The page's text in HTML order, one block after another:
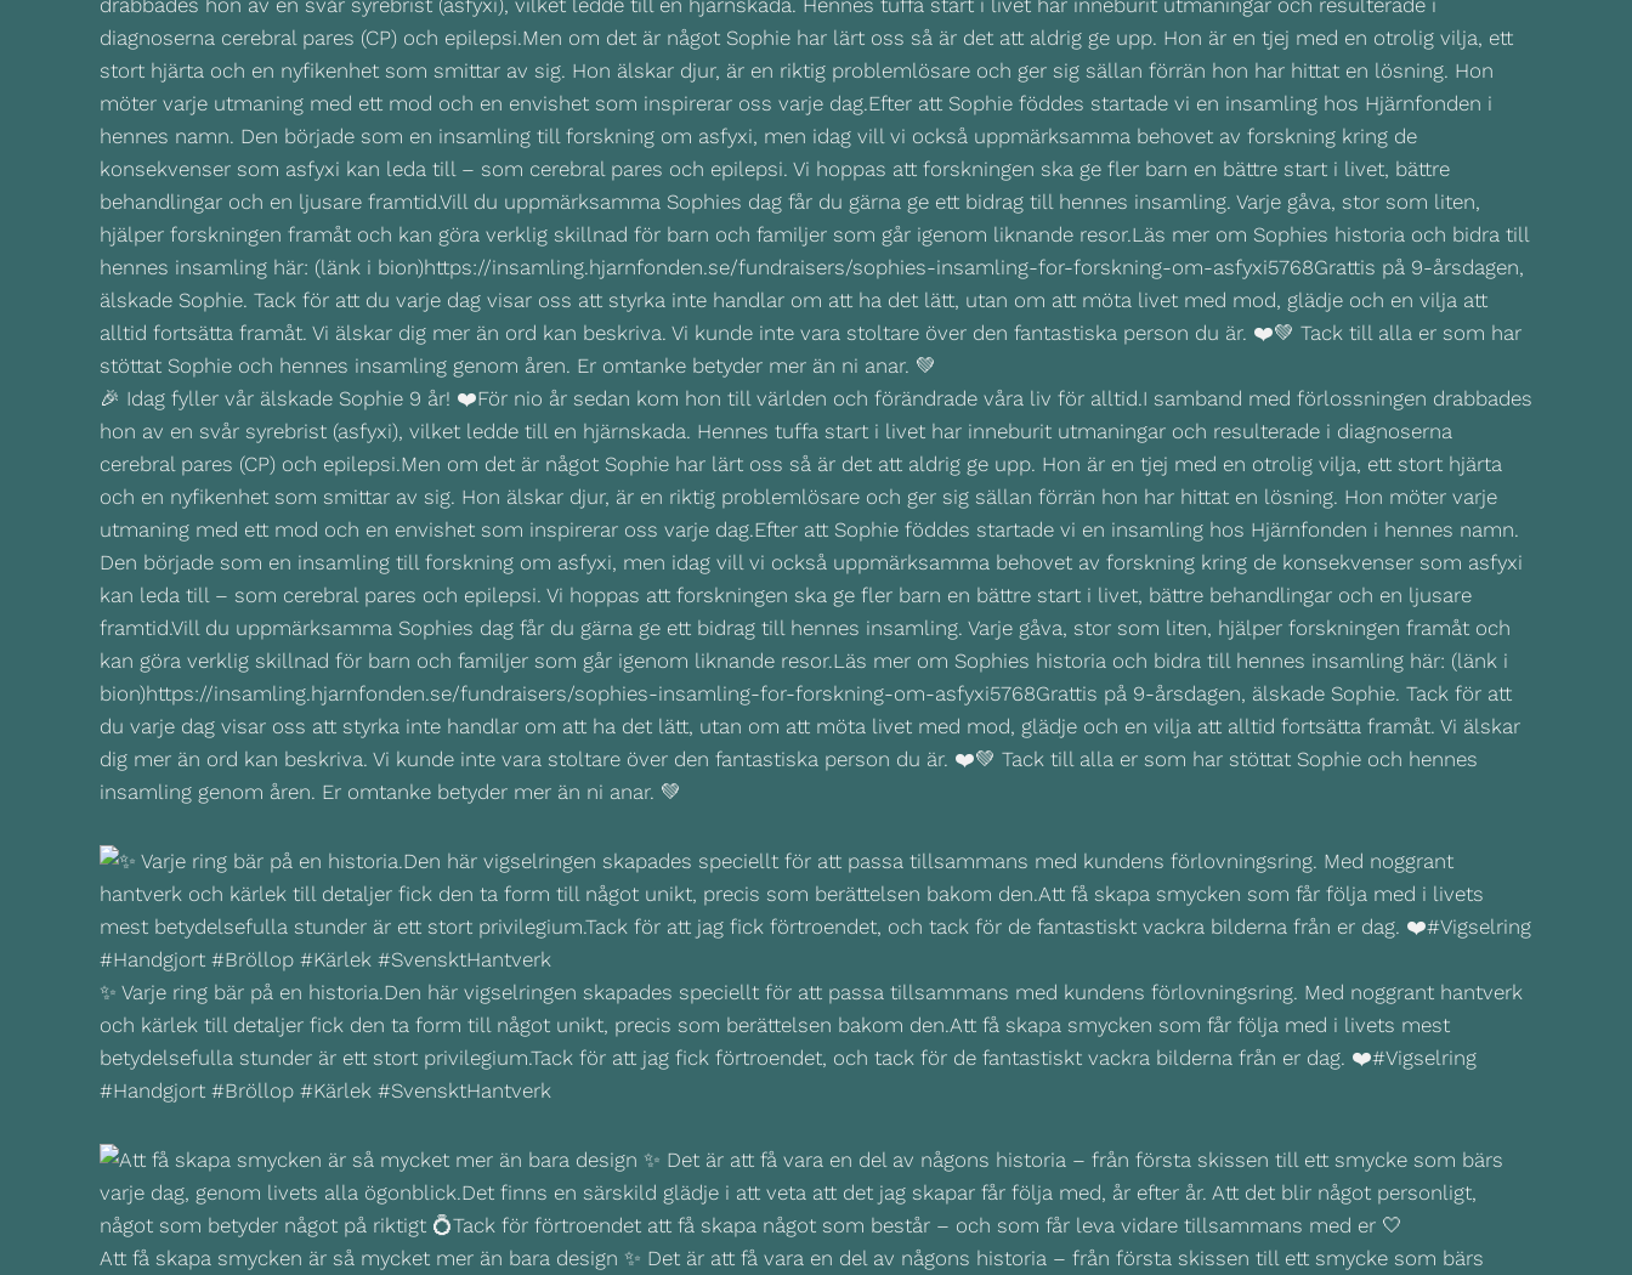
🎉 Idag fyller vår älskade Sophie 9 år! ❤️För nio år sedan kom hon till världen och förändrade våra liv för alltid.I samband med förlossningen drabbades
hon av en svår syrebrist (asfyxi), vilket ledde till en hjärnskada. Hennes tuffa start i livet har inneburit utmaningar och resulterade i diagnoserna
cerebral pares (CP) och epilepsi.Men om det är något Sophie har lärt oss så är det att aldrig ge upp. Hon är en tjej med en otrolig vilja, ett stort hjärta
och en nyfikenhet som smittar av sig. Hon älskar djur, är en riktig problemlösare och ger sig sällan förrän hon har hittat en lösning. Hon möter varje
utmaning med ett mod och en envishet som inspirerar oss varje dag.Efter att Sophie föddes startade vi en insamling hos Hjärnfonden i hennes namn.
Den började som en insamling till forskning om asfyxi, men idag vill vi också uppmärksamma behovet av forskning kring de konsekvenser som asfyxi
kan leda till – som cerebral pares och epilepsi. Vi hoppas att forskningen ska ge fler barn en bättre start i livet, bättre behandlingar och en ljusare
framtid.Vill du uppmärksamma Sophies dag får du gärna ge ett bidrag till hennes insamling. Varje gåva, stor som liten, hjälper forskningen framåt och
kan göra verklig skillnad för barn och familjer som går igenom liknande resor.Läs mer om Sophies historia och bidra till hennes insamling här: (länk i
bion)https://insamling.hjarnfonden.se/fundraisers/sophies-insamling-for-forskning-om-asfyxi5768Grattis på 9-årsdagen, älskade Sophie. Tack för att
du varje dag visar oss att styrka inte handlar om att ha det lätt, utan om att möta livet med mod, glädje och en vilja att alltid fortsätta framåt. Vi älskar
dig mer än ord kan beskriva. Vi kunde inte vara stoltare över den fantastiska person du är. ❤️💚 Tack till alla er som har stöttat Sophie och hennes
insamling genom åren. Er omtanke betyder mer än ni anar. 💚
✨ Varje ring bär på en historia.Den här vigselringen skapades speciellt för att passa tillsammans med kundens förlovningsring. Med noggrant hantverk
och kärlek till detaljer fick den ta form till något unikt, precis som berättelsen bakom den.Att få skapa smycken som får följa med i livets mest
betydelsefulla stunder är ett stort privilegium.Tack för att jag fick förtroendet, och tack för de fantastiskt vackra bilderna från er dag. ❤️#Vigselring
#Handgjort #Bröllop #Kärlek #SvensktHantverk
Att få skapa smycken är så mycket mer än bara design ✨ Det är att få vara en del av någons historia – från första skissen till ett smycke som bärs